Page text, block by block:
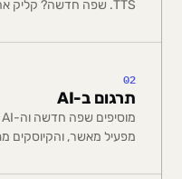
TTS. שפה חדשה? קליק אחד ב-Hub.
02
תרגום ב-AI
מפעיל מאשר, והקיוסקים